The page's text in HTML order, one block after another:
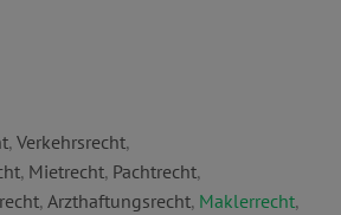
, Verkehrsrecht,
, Mietrecht, Pachtrecht,
, Arzthaftungsrecht, Maklerrecht,